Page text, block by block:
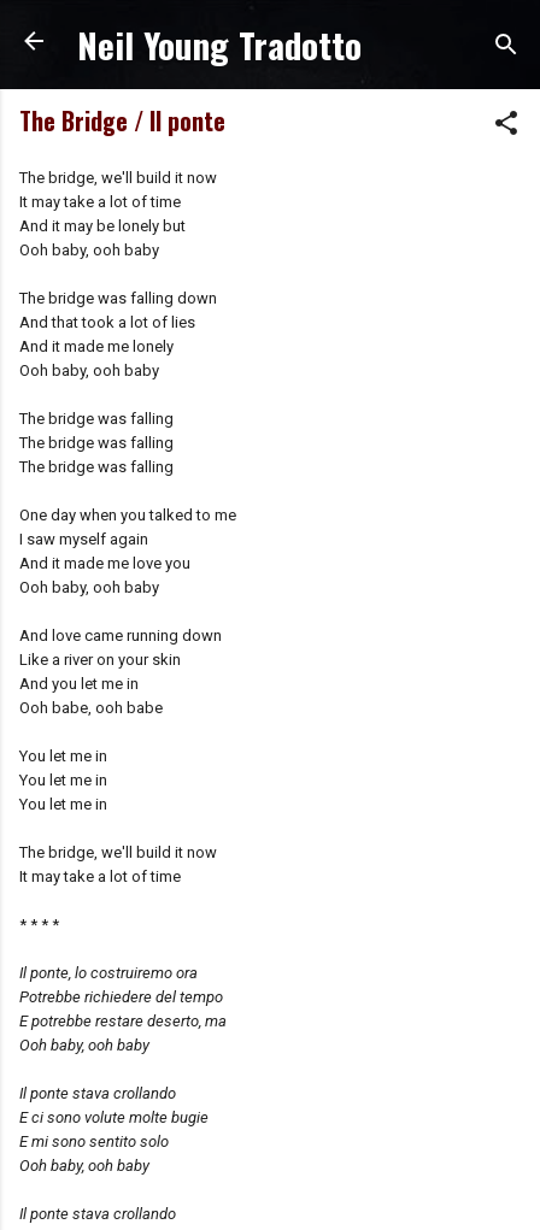
Passa ai contenuti principali
Neil Young Tradotto
The Bridge / Il ponte
The bridge, we'll build it now
It may take a lot of time
And it may be lonely but
Ooh baby, ooh baby
The bridge was falling down
And that took a lot of lies
And it made me lonely
Ooh baby, ooh baby
The bridge was falling
The bridge was falling
The bridge was falling
One day when you talked to me
I saw myself again
And it made me love you
Ooh baby, ooh baby
And love came running down
Like a river on your skin
And you let me in
Ooh babe, ooh babe
You let me in
You let me in
You let me in
The bridge, we'll build it now
It may take a lot of time
* * * *
Il ponte, lo costruiremo ora
Potrebbe richiedere del tempo
E potrebbe restare deserto, ma
Ooh baby, ooh baby
Il ponte stava crollando
E ci sono volute molte bugie
E mi sono sentito solo
Ooh baby, ooh baby
Il ponte stava crollando